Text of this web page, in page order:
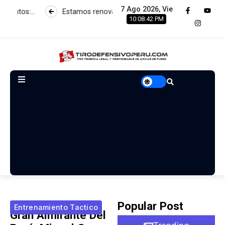
renovando servidores para brindar una nueva experiencia
7 Ago 2026, Vie
10:08:43 PM
Entrenamiento Tactico
Gran Almirante Del
Popular Post